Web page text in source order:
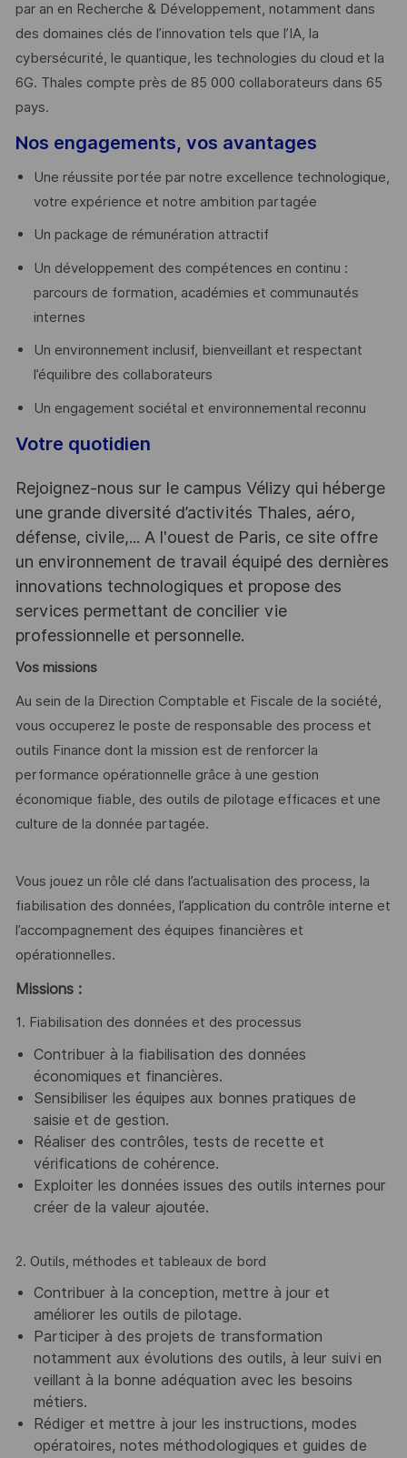
par an en Recherche & Développement, notamment dans
des domaines clés de l’innovation tels que l’IA, la
cybersécurité, le quantique, les technologies du cloud et la
6G. Thales compte près de 85 000 collaborateurs dans 65
pays. ​
Nos engagements, vos avantages
Une réussite portée par notre excellence technologique,
votre expérience et notre ambition partagée
Un package de rémunération attractif
Un développement des compétences en continu :
parcours de formation, académies et communautés
internes
Un environnement inclusif, bienveillant et respectant
l’équilibre des collaborateurs
Un engagement sociétal et environnemental reconnu
Votre quotidien
Rejoignez-nous sur le campus Vélizy qui héberge
une grande diversité d’activités Thales, aéro,
défense, civile,... A l'ouest de Paris, ce site offre
un environnement de travail équipé des dernières
innovations technologiques et propose des
services permettant de concilier vie
professionnelle et personnelle.
Vos missions
Au sein de la Direction Comptable et Fiscale de la société,
vous occuperez le poste de responsable des process et
outils Finance dont la mission est de renforcer la
performance opérationnelle grâce à une gestion
économique fiable, des outils de pilotage efficaces et une
culture de la donnée partagée.
Vous jouez un rôle clé dans l’actualisation des process, la
fiabilisation des données, l’application du contrôle interne et
l’accompagnement des équipes financières et
opérationnelles.
Missions :
1. Fiabilisation des données et des processus
Contribuer à la fiabilisation des données
économiques et financières.
Sensibiliser les équipes aux bonnes pratiques de
saisie et de gestion.
Réaliser des contrôles, tests de recette et
vérifications de cohérence.
Exploiter les données issues des outils internes pour
créer de la valeur ajoutée.
2. Outils, méthodes et tableaux de bord
Contribuer à la conception, mettre à jour et
améliorer les outils de pilotage.
Participer à des projets de transformation
notamment aux évolutions des outils, à leur suivi en
veillant à la bonne adéquation avec les besoins
métiers.
Rédiger et mettre à jour les instructions, modes
opératoires, notes méthodologiques et guides de